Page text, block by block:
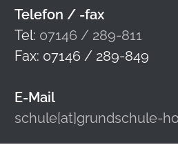
Telefon / -fax
Tel: 07146 / 289-811
Fax: 07146 / 289-849
E-Mail
schule[at]grundschule-